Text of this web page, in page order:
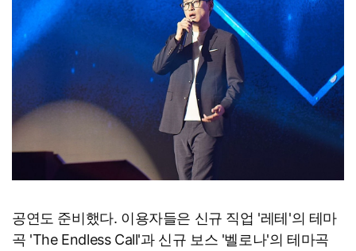
공연도 준비했다. 이용자들은 신규 직업 '레테'의 테마
곡 'The Endless Call'과 신규 보스 '벨로나'의 테마곡